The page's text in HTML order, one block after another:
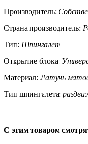
Производитель:
Страна производитель:
Тип: Шпингалет
Открытие блока:
Материал:Латунь
Тип шпингалета:
С этим товаром